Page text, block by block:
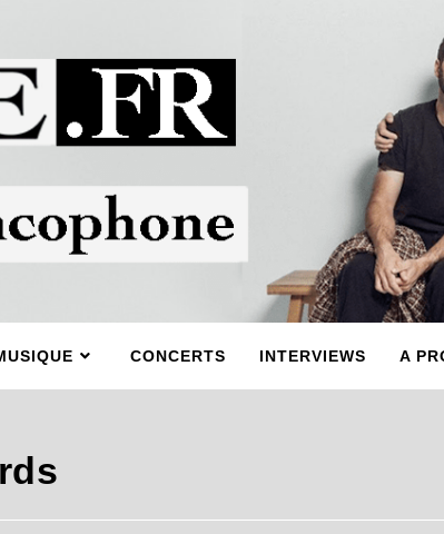
CONCERTS INTERVIEWS A